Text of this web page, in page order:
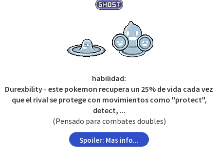
habilidad:
Durexbility - este pokemon recupera un 25% de vida cada vez
que el rival se protege con movimientos como "protect",
detect, ...
(Pensado para combates doubles)
Spoiler: Mas info...